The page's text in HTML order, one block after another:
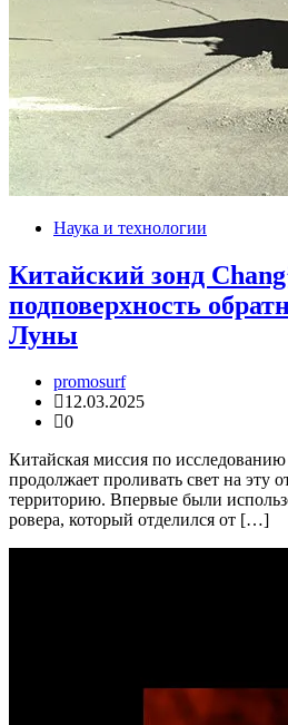
Наука и технологии
Китайский зонд
подповерхность
Луны
promosurf
12.03.2025
0
Китайская миссия по
продолжает проливать свет на эту
территорию. Впервые были
ровера, который отделился от […]